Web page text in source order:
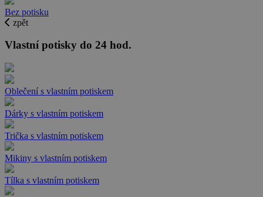
Bez potisku
zpět
Vlastní potisky do 24 hod.
Oblečení s vlastním potiskem
Dárky s vlastním potiskem
Trička s vlastním potiskem
Mikiny s vlastním potiskem
Tílka s vlastním potiskem